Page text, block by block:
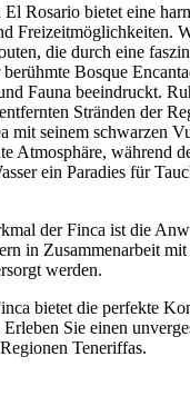
Rosario bietet eine
Freizeitmöglichkeiten.
die durch eine
Bosque
Fauna beeindruckt.
Stränden der
mit seinem schwarzen
Atmosphäre, während
ein Paradies für
der Finca ist die
in Zusammenarbeit
werden.
bietet die perfekte
Sie einen
Teneriffas.